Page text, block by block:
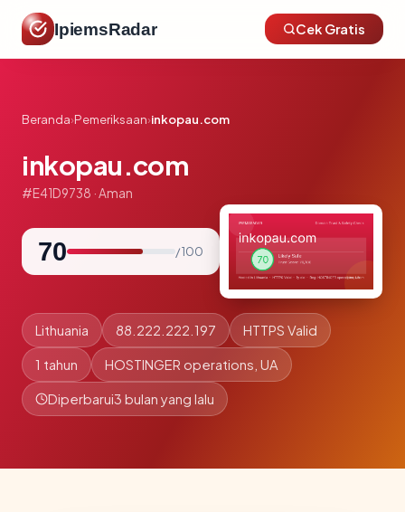
IpiemsRadar Cek Gratis
Beranda›Pemeriksaan›inkopau.com
inkopau.com
#E41D9738 · Aman
70 / 100
Lithuania 88.222.222.197 HTTPS Valid
1 tahun HOSTINGER operations, UA
Diperbarui3 bulan yang lalu